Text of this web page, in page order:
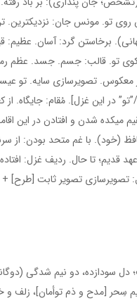
تو. مونس جان: نزدیکترین.
برخاستن گرد: آسان. عظیم:
تو. قالب: جسم. جسد. عظم
تصویرسازی سایه. تو
در این غزل]. مُقام: جایگاه.
میکده شدن و افتادن در این
(خود). با غم متحد بودن: از
قدیم؛ تا حال. ردیف غزل:
تصویرسازی تصویر ثابت [طرح]
دل سودازده، دو نیم شدگی
سِحر [مدح و ذم توأمان]، زلف و